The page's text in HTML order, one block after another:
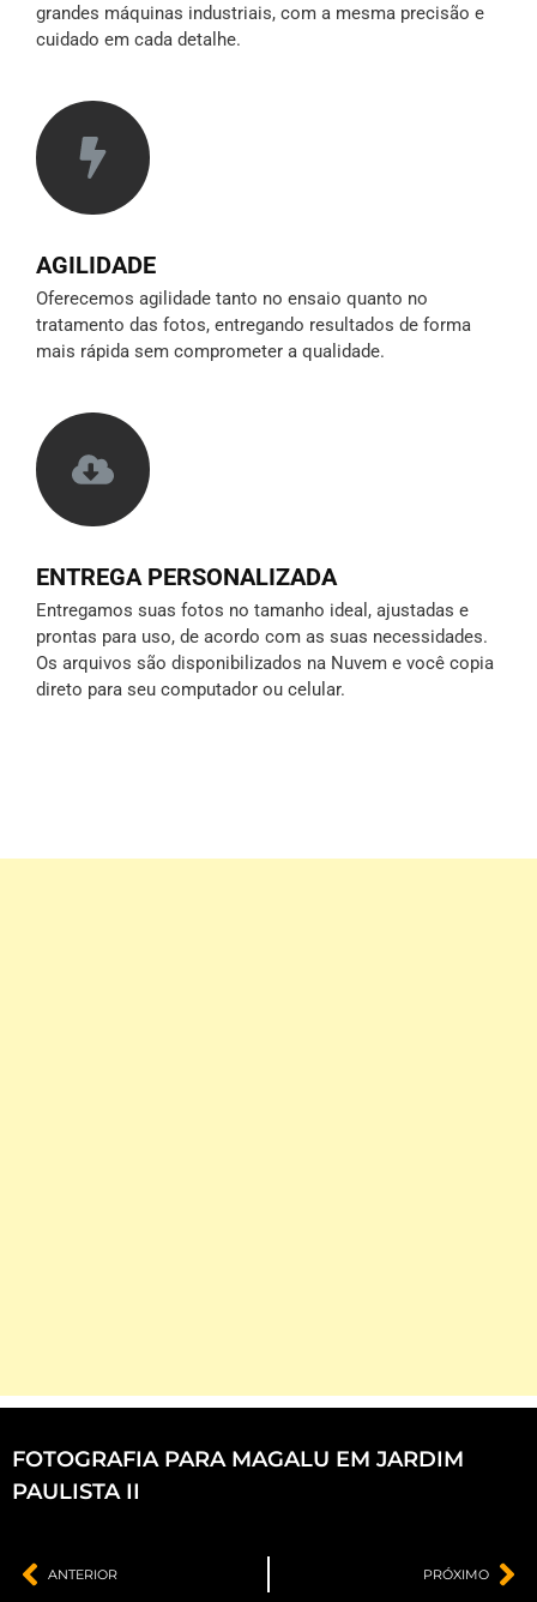
grandes máquinas industriais, com a mesma precisão e
cuidado em cada detalhe.
AGILIDADE
Oferecemos agilidade tanto no ensaio quanto no
tratamento das fotos, entregando resultados de forma
mais rápida sem comprometer a qualidade.
ENTREGA PERSONALIZADA
Entregamos suas fotos no tamanho ideal, ajustadas e
prontas para uso, de acordo com as suas necessidades.
Os arquivos são disponibilizados na Nuvem e você copia
direto para seu computador ou celular.
FOTOGRAFIA PARA MAGALU EM JARDIM
PAULISTA II
ANTERIOR PRÓXIMO